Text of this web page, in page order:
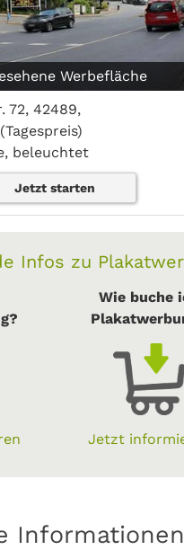
Werbefläche
72, 42489,
beleuchtet
Jetzt starten
Infos zu
Wie buche
Jetzt